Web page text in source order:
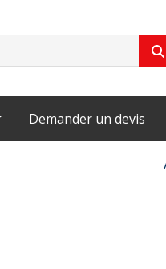
Demander un devis